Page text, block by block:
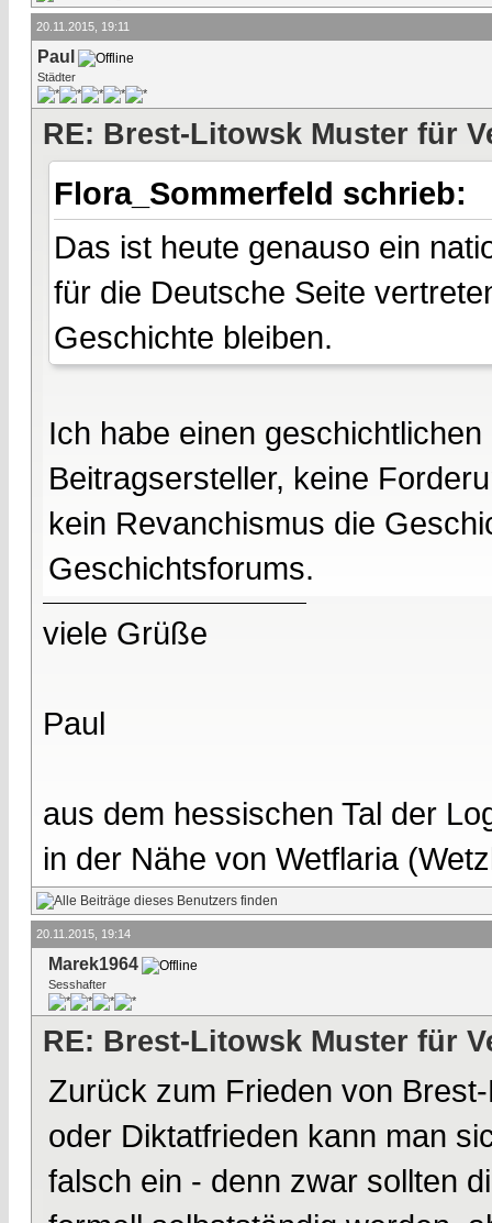
20.11.2015, 19:11
Paul
Städter
RE: Brest-Litowsk Muster für
Flora_Sommerfeld schrieb:
Das ist heute genauso ein
für die Deutsche Seite
Geschichte bleiben.
Ich habe einen
Beitragsersteller, keine
kein Revanchismus die
Geschichtsforums.
viele Grüße
Paul
aus dem hessischen Tal der
in der Nähe von Wetflaria
20.11.2015, 19:14
Marek1964
Sesshafter
RE: Brest-Litowsk Muster für
Zurück zum Frieden von
oder Diktatfrieden kann man
falsch ein - denn zwar sollten